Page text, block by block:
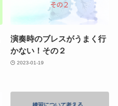
演奏時のブレスがうまく行
かない！その２
2023-01-19